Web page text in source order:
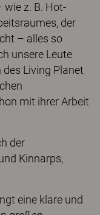
wie z. B. Hot-
der
– alles so
unsere Leute
Living Planet
mit ihrer Arbeit
der
Kinnarps,
eine klare und